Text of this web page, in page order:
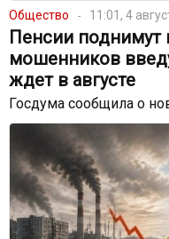
Общество 11:01, 4
Пенсии поднимут
мошенников
ждет в августе
Госдума сообщила о